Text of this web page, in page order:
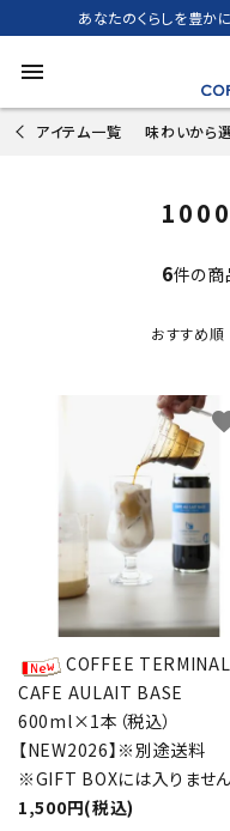
あなたのくらしを豊か
menu
アイテム一覧 味わいから
6件の商
おすすめ順
COFFEE TERMINAL
CAFE AULAIT BASE
600ml×1本（税込）
【NEW2026】※別途送料
※GIFT BOXには入りません
1,500円(税込)